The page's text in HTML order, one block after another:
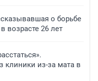
о борьбе
возрасте 26 лет
клиники из-за мата в